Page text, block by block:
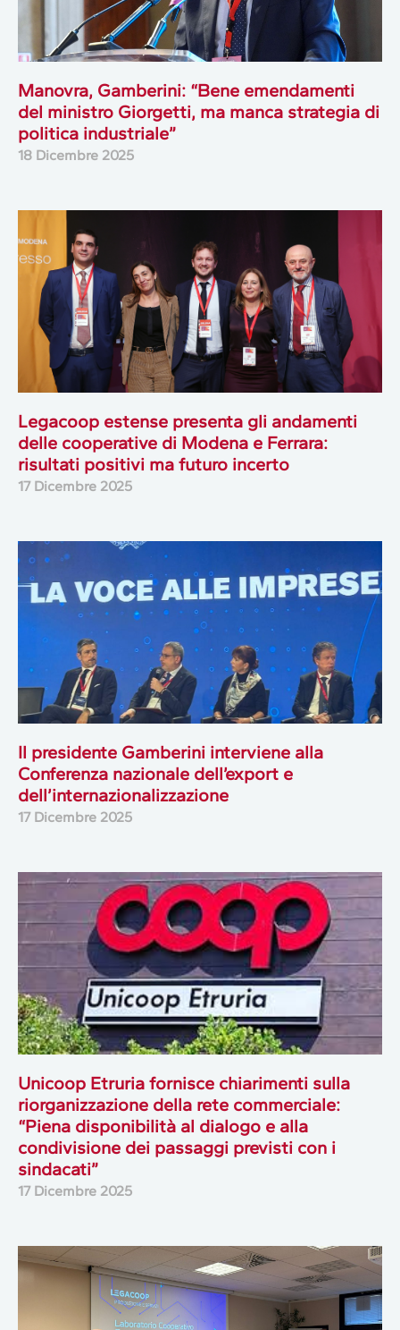
Manovra, Gamberini: “Bene emendamenti
del ministro Giorgetti, ma manca strategia di
politica industriale”
18 Dicembre 2025
Legacoop estense presenta gli andamenti
delle cooperative di Modena e Ferrara:
risultati positivi ma futuro incerto
17 Dicembre 2025
Il presidente Gamberini interviene alla
Conferenza nazionale dell’export e
dell’internazionalizzazione
17 Dicembre 2025
Unicoop Etruria fornisce chiarimenti sulla
riorganizzazione della rete commerciale:
“Piena disponibilità al dialogo e alla
condivisione dei passaggi previsti con i
sindacati”
17 Dicembre 2025